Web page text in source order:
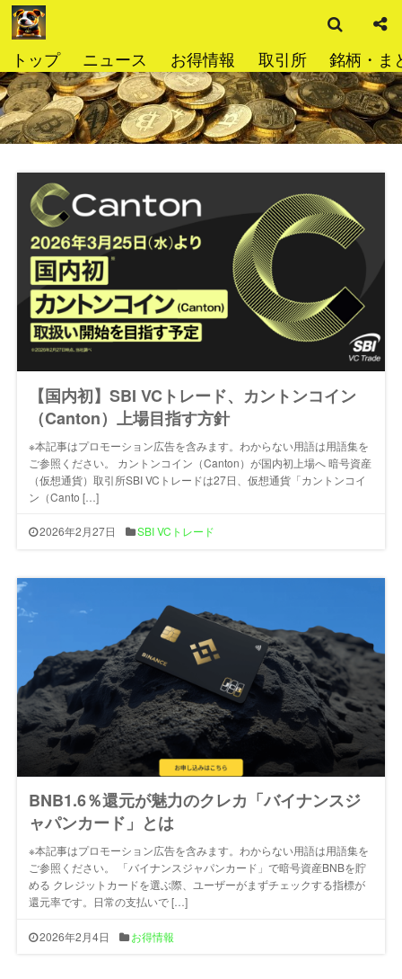
コ
ン
ン
ツ
へ
ス
トップ ニュース お得情報 取引所 銘柄・ま
索
【国内初】SBI VCトレード、カントンコイン
（Canton）上場目指す方針
※本記事はプロモーション広告を含みます。わからない用語は用語集を
ご参照ください。 カントンコイン（Canton）が国内初上場へ 暗号資産
（仮想通貨）取引所SBI VCトレードは27日、仮想通貨「カントンコイ
ン（Canto […]
2026年2月27日 SBI VCトレード
BNB1.6％還元が魅力のクレカ「バイナンスジ
ャパンカード」とは
※本記事はプロモーション広告を含みます。わからない用語は用語集を
ご参照ください。 「バイナンスジャパンカード」で暗号資産BNBを貯
める クレジットカードを選ぶ際、ユーザーがまずチェックする指標が
還元率です。日常の支払いで […]
2026年2月4日 お得情報